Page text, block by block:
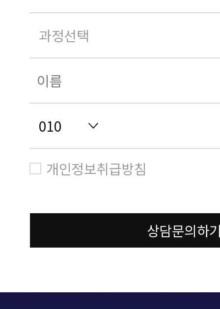
개인정보취급방침
상담문의하